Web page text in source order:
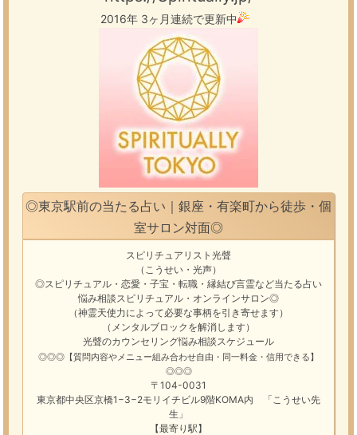
2016年 3ヶ月連続で更新中
◎東京駅前の当たる占い｜銀座・有楽町から徒歩・個
室サロン対面◎
スピリチュアリスト光聲
（こうせい・光声）
◎スピリチュアル・恋愛・子宝・転職・縁結び言霊など当たる占い
悩み相談スピリチュアル・オンラインサロン◎
（神霊天使力によって必要な事柄を引き寄せます）
（メンタルブロックを解消します）
光聲のカウンセリング悩み相談スケジュール
◎◎◎【質問内容やメニュー組み合わせ自由・同一料金・信用できる】
◎◎◎
〒104-0031
東京都中央区京橋1−3−2モリイチビル9階KOMA内 「こうせい先
生」
【最寄り駅】